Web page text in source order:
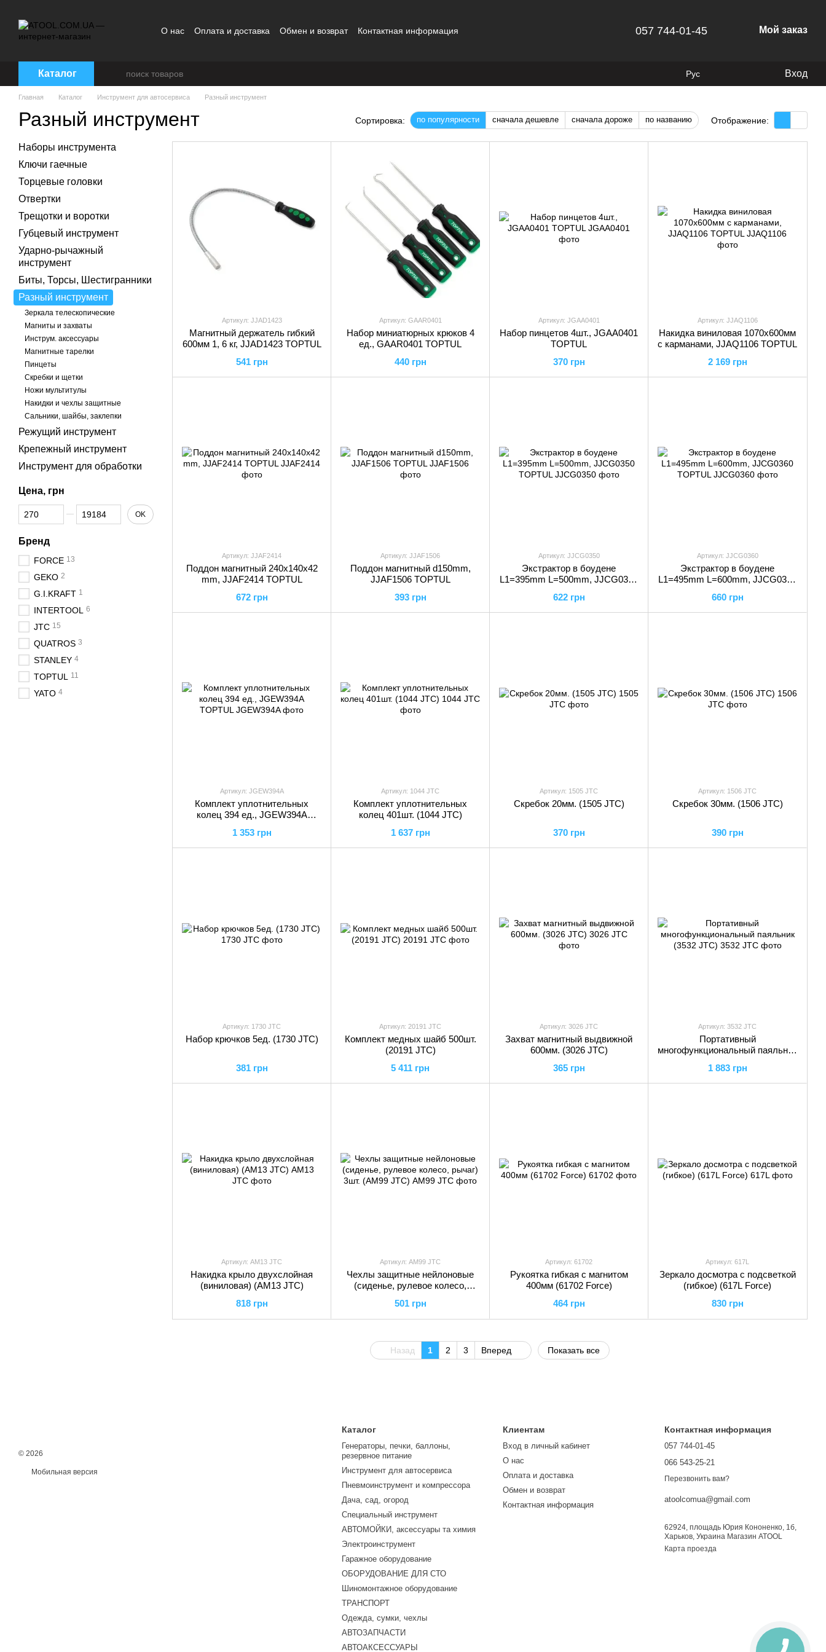
О нас Оплата и доставка Обмен и возврат Контактная информация 057 744-01-45 Мой заказ
Каталог Рус Вход
Главная Каталог Инструмент для автосервиса Разный инструмент
Разный инструмент Сортировка: по популярности сначала дешевле сначала дороже по названию Отображение:
Артикул: JJAD1423
Магнитный держатель гибкий
600мм 1, 6 кг, JJAD1423 TOPTUL
541 грн
Артикул: GAAR0401
Набор миниатюрных крюков 4
ед., GAAR0401 TOPTUL
440 грн
Артикул: JGAA0401
Набор пинцетов 4шт., JGAA0401
TOPTUL
370 грн
Артикул: JJAQ1106
Накидка виниловая 1070х600мм
с карманами, JJAQ1106 TOPTUL
2 169 грн
Артикул: JJAF2414
Поддон магнитный 240x140x42
mm, JJAF2414 TOPTUL
672 грн
Артикул: JJAF1506
Поддон магнитный d150mm,
JJAF1506 TOPTUL
393 грн
Артикул: JJCG0350
Экстрактор в боудене
L1=395mm L=500mm, JJCG0350
622 грн
Артикул: JJCG0360
Экстрактор в боудене
L1=495mm L=600mm, JJCG0360
660 грн
Артикул: JGEW394A
Комплект уплотнительных
колец 394 ед., JGEW394A
1 353 грн
Артикул: 1044 JTC
Комплект уплотнительных
колец 401шт. (1044 JTC)
1 637 грн
Артикул: 1505 JTC
Скребок 20мм. (1505 JTC)
370 грн
Артикул: 1506 JTC
Скребок 30мм. (1506 JTC)
390 грн
Артикул: 1730 JTC
Набор крючков 5ед. (1730 JTC)
381 грн
Артикул: 20191 JTC
Комплект медных шайб 500шт.
(20191 JTC)
5 411 грн
Артикул: 3026 JTC
Захват магнитный выдвижной
600мм. (3026 JTC)
365 грн
Артикул: 3532 JTC
Портативный
многофункциональный паяльник
1 883 грн
Артикул: AM13 JTC
Накидка крыло двухслойная
(виниловая) (AM13 JTC)
818 грн
Артикул: AM99 JTC
Чехлы защитные нейлоновые
(сиденье, рулевое колесо,
501 грн
Артикул: 61702
Рукоятка гибкая с магнитом
400мм (61702 Force)
464 грн
Артикул: 617L
Зеркало досмотра с подсветкой
(гибкое) (617L Force)
830 грн
Назад 1 2 3 Вперед Показать все
Наборы инструмента
Ключи гаечные
Торцевые головки
Отвертки
Трещотки и воротки
Губцевый инструмент
Ударно-рычажный
инструмент
Биты, Торсы, Шестигранники
Разный инструмент
Зеркала телескопические
Магниты и захваты
Инструм. аксессуары
Магнитные тарелки
Пинцеты
Скребки и щетки
Ножи мультитулы
Накидки и чехлы защитные
Сальники, шайбы, заклепки
Режущий инструмент
Крепежный инструмент
Инструмент для обработки
Цена, грн
От Цена, грн
До Цена, грн OK
Бренд
FORCE 13
GEKO 2
G.I.KRAFT 1
INTERTOOL 6
JTC 15
QUATROS 3
STANLEY 4
TOPTUL 11
YATO 4
© 2026
Мобильная версия
Каталог
Генераторы, печки, баллоны,
резервное питание
Инструмент для автосервиса
Пневмоинструмент и компрессора
Дача, сад, огород
Специальный инструмент
АВТОМОЙКИ, аксессуары та химия
Электроинструмент
Гаражное оборудование
ОБОРУДОВАНИЕ ДЛЯ СТО
Шиномонтажное оборудование
ТРАНСПОРТ
Одежда, сумки, чехлы
АВТОЗАПЧАСТИ
АВТОАКСЕССУАРЫ
Клиентам
Вход в личный кабинет
О нас
Оплата и доставка
Обмен и возврат
Контактная информация
Контактная информация
057 744-01-45
066 543-25-21
Перезвонить вам?
atoolcomua@gmail.com
62924, площадь Юрия Кононенко, 1б,
Харьков, Украина Магазин ATOOL
Карта проезда